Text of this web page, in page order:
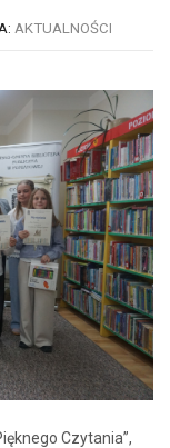
AKTUALNOŚCI
Czytania”,